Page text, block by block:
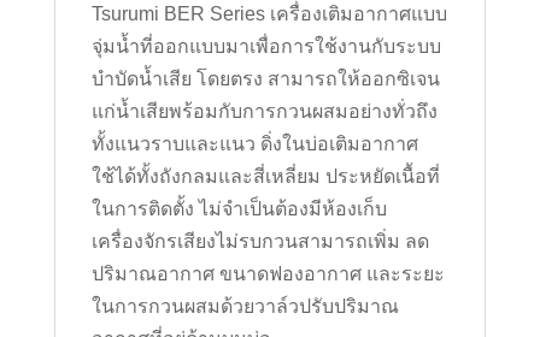
Tsurumi BER Series เครื่องเติมอากาศแบบ
จุ่มน้ำที่ออกแบบมาเพื่อการใช้งานกับระบบ
บำบัดน้ำเสีย โดยตรง สามารถให้ออกซิเจน
แก่น้ำเสียพร้อมกับการกวนผสมอย่างทั่วถึง
ทั้งแนวราบและแนว ดิ่งในบ่อเติมอากาศ
ใช้ได้ทั้งถังกลมและสี่เหลี่ยม ประหยัดเนื้อที่
ในการติดตั้ง ไม่จำเป็นต้องมีห้องเก็บ
เครื่องจักรเสียงไม่รบกวนสามารถเพิ่ม ลด
ปริมาณอากาศ ขนาดฟองอากาศ และระยะ
ในการกวนผสมด้วยวาล์วปรับปริมาณ